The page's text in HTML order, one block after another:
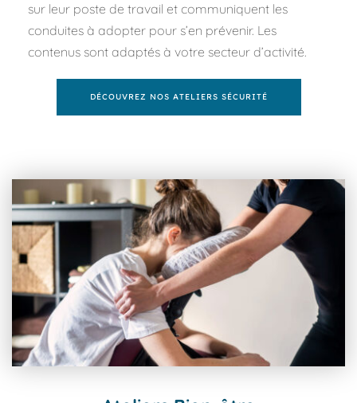
sur leur poste de travail et communiquent les
conduites à adopter pour s’en prévenir. Les
contenus sont adaptés à votre secteur d’activité.
DÉCOUVREZ NOS ATELIERS SÉCURITÉ